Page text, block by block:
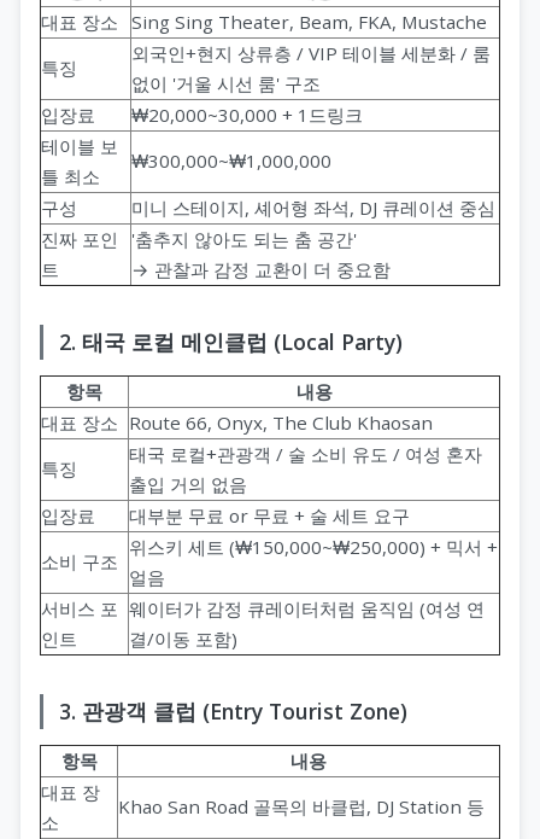
대표 장소 Sing Sing Theater, Beam, FKA, Mustache
특징
외국인+현지 상류층 / VIP 테이블 세분화 / 룸
없이 '거울 시선 룸' 구조
입장료
₩20,000~30,000 + 1드링크
테이블 보
틀 최소
₩300,000~₩1,000,000
구성
미니 스테이지, 셰어형 좌석, DJ 큐레이션 중심
진짜 포인
트
'춤추지 않아도 되는 춤 공간'
→ 관찰과 감정 교환이 더 중요함
2. 태국 로컬 메인클럽 (Local Party)
항목
내용
대표 장소 Route 66, Onyx, The Club Khaosan
특징
태국 로컬+관광객 / 술 소비 유도 / 여성 혼자
출입 거의 없음
입장료
대부분 무료 or 무료 + 술 세트 요구
소비 구조
위스키 세트 (₩150,000~₩250,000) + 믹서 +
얼음
서비스 포
인트
웨이터가 감정 큐레이터처럼 움직임 (여성 연
결/이동 포함)
3. 관광객 클럽 (Entry Tourist Zone)
항목
내용
대표 장
소
Khao San Road 골목의 바클럽, DJ Station 등